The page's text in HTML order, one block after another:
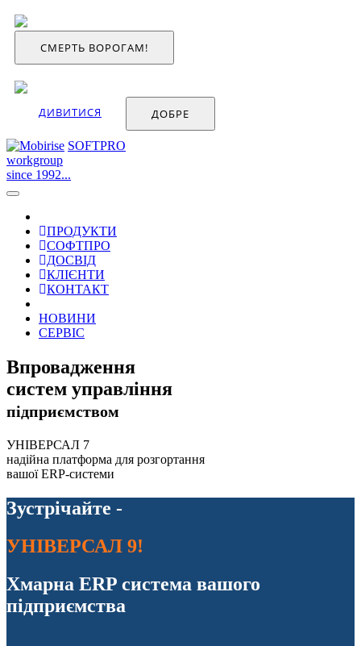
СМЕРТЬ ВОРОГАМ!
ДОБРЕ
ДИВИТИСЯ
SOFTPRO
workgroup
since 1992...
ПРОДУКТИ
СОФТПРО
ДОСВІД
КЛІЄНТИ
КОНТАКТ
НОВИНИ
СЕРВІС
Впровадження
систем управління
підприємством
УНІВЕРСАЛ 7
надійна платформа для розгортання
вашої ERP-системи
Зустрічайте -
УНІВЕРСАЛ 9!
Хмарна ERP система вашого
підприємства